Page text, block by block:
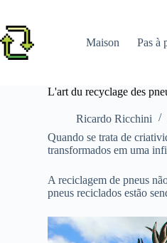
contenu
Maison
Pas à
L'art du recyclage des
Ricardo Ricchini
Quando se trata de
transformados em uma
A reciclagem de pneus
pneus reciclados estão